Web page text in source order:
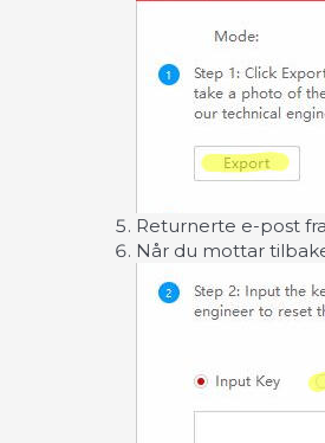
Returnerte e-post
Når du mottar